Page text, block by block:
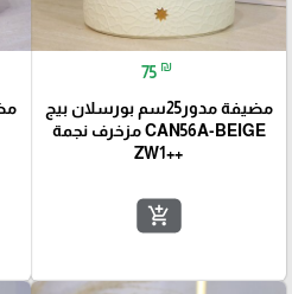
75 ₪
مضيفة مدور25سم بورسلان بيج
CAN56A-BEIGE مزخرف نجمة
++ZW1
add_shopping_cart